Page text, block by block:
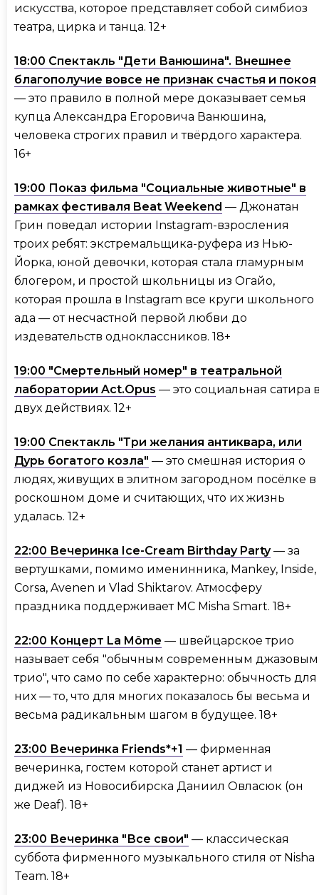
искусства, которое представляет собой симбиоз
театра, цирка и танца. 12+
18:00 Спектакль "Дети Ванюшина". Внешнее
благополучие вовсе не признак счастья и покоя
— это правило в полной мере доказывает семья
купца Александра Егоровича Ванюшина,
человека строгих правил и твёрдого характера.
16+
19:00 Показ фильма "Социальные животные" в
рамках фестиваля Beat Weekend — Джонатан
Грин поведал истории Instagram-взросления
троих ребят: экстремальщика-руфера из Нью-
Йорка, юной девочки, которая стала гламурным
блогером, и простой школьницы из Огайо,
которая прошла в Instagram все круги школьного
ада — от несчастной первой любви до
издевательств одноклассников. 18+
19:00 "Смертельный номер" в театральной
лаборатории Act.Opus — это социальная сатира
двух действиях. 12+
19:00 Спектакль "Три желания антиквара, или
Дурь богатого козла" — это смешная история о
людях, живущих в элитном загородном посёлке в
роскошном доме и считающих, что их жизнь
удалась. 12+
22:00 Вечеринка Ice-Cream Birthday Party— за
вертушками, помимо именинника, Mankey, Inside,
Corsa, Avenen и Vlad Shiktarov. Атмосферу
праздника поддерживает MC Misha Smart. 18+
22:00 Концерт La Môme — швейцарское трио
называет себя "обычным современным джазовым
трио", что само по себе характерно: обычность для
них — то, что для многих показалось бы весьма и
весьма радикальным шагом в будущее. 18+
23:00 Вечеринка Friends*+1 — фирменная
вечеринка, гостем которой станет артист и
диджей из Новосибирска Даниил Овласюк (он
же Deaf). 18+
23:00 Вечеринка "Все свои" — классическая
суббота фирменного музыкального стиля от Nisha
Team. 18+